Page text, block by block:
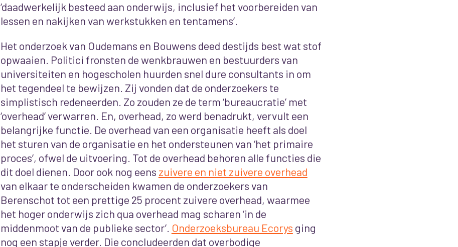
‘daadwerkelijk besteed aan onderwijs, inclusief het voorbereiden van
lessen en nakijken van werkstukken en tentamens’.
Het onderzoek van Oudemans en Bouwens deed destijds best wat stof
opwaaien. Politici fronsten de wenkbrauwen en bestuurders van
universiteiten en hogescholen huurden snel dure consultants in om
het tegendeel te bewijzen. Zij vonden dat de onderzoekers te
simplistisch redeneerden. Zo zouden ze de term ‘bureaucratie’ met
‘overhead’ verwarren. En, overhead, zo werd benadrukt, vervult een
belangrijke functie. De overhead van een organisatie heeft als doel
het sturen van de organisatie en het ondersteunen van ‘het primaire
proces’, ofwel de uitvoering. Tot de overhead behoren alle functies die
dit doel dienen. Door ook nog eens zuivere en niet zuivere overhead
van elkaar te onderscheiden kwamen de onderzoekers van
Berenschot tot een prettige 25 procent zuivere overhead, waarmee
het hoger onderwijs zich qua overhead mag scharen ‘in de
middenmoot van de publieke sector’. Onderzoeksbureau Ecorys ging
nog een stapje verder. Die concludeerden dat overbodige